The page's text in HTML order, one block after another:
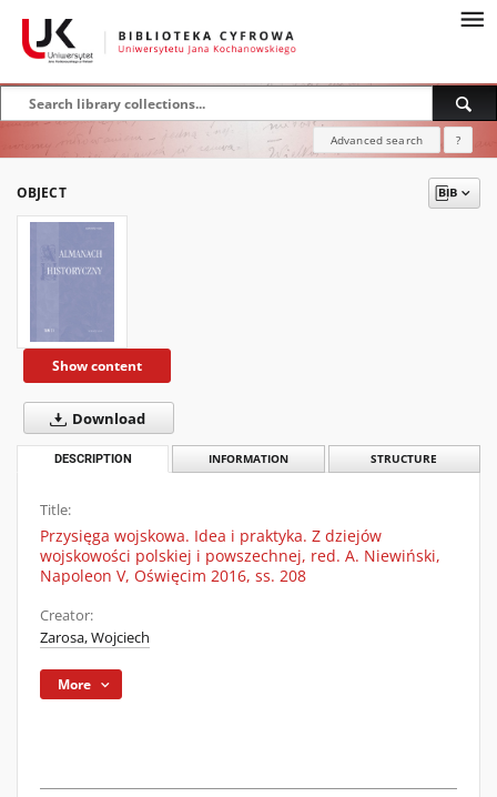
Advanced search ?
OBJECT
Show content
Download
DESCRIPTION INFORMATION STRUCTURE
Title:
Przysięga wojskowa. Idea i praktyka. Z dziejów
wojskowości polskiej i powszechnej, red. A. Niewiński,
Napoleon V, Oświęcim 2016, ss. 208
Creator:
Zarosa, Wojciech
More